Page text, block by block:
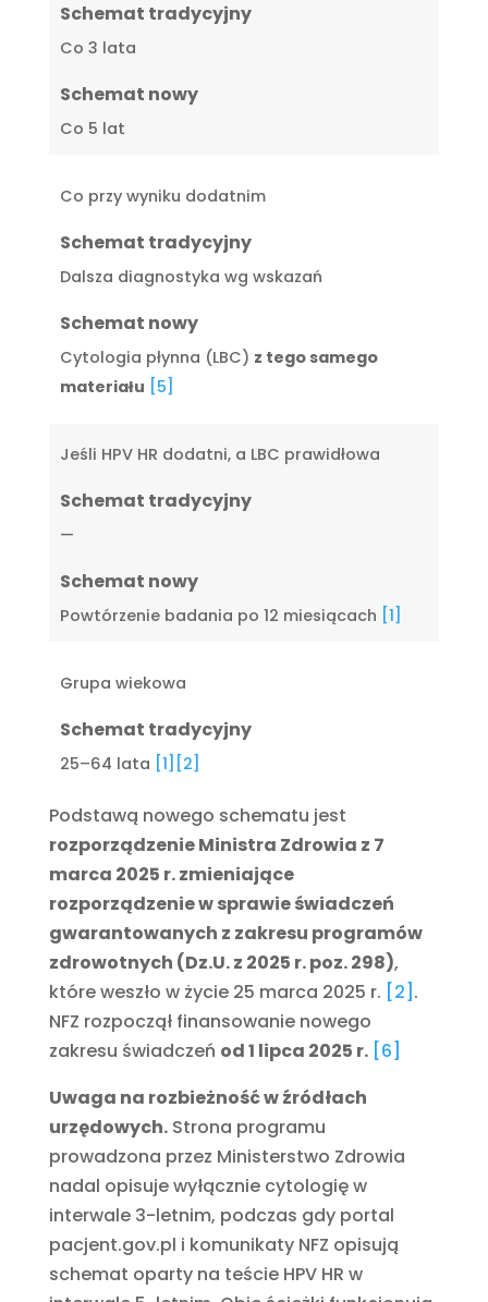
Schemat tradycyjny
Co 3 lata
Schemat nowy
Co 5 lat
Co przy wyniku dodatnim
Schemat tradycyjny
Dalsza diagnostyka wg wskazań
Schemat nowy
Cytologia płynna (LBC) z tego samego
materiału
[5]
Jeśli HPV HR dodatni, a LBC prawidłowa
Schemat tradycyjny
—
Schemat nowy
Powtórzenie badania po 12 miesiącach [1]
Grupa wiekowa
Schemat tradycyjny
25–64 lata [1] [2]
Podstawą nowego schematu jest
rozporządzenie Ministra Zdrowia z 7
marca 2025 r. zmieniające
rozporządzenie w sprawie świadczeń
gwarantowanych z zakresu programów
zdrowotnych (Dz.U. z 2025 r. poz. 298),
które weszło w życie 25 marca 2025 r. [2] .
NFZ rozpoczął finansowanie nowego
zakresu świadczeń od 1 lipca 2025 r. [6]
Uwaga na rozbieżność w źródłach
urzędowych.Strona programu
prowadzona przez Ministerstwo Zdrowia
nadal opisuje wyłącznie cytologię w
interwale 3-letnim, podczas gdy portal
pacjent.gov.pl i komunikaty NFZ opisują
schemat oparty na teście HPV HR w